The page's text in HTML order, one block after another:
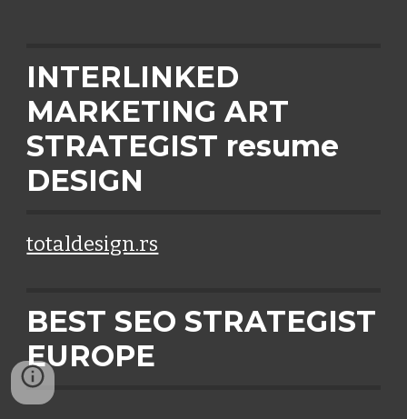
INTERLINKED
MARKETING ART
STRATEGIST resume
DESIGN
totaldesign.rs
BEST SEO STRATEGIST
EUROPE